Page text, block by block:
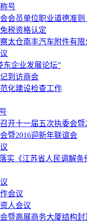
号
会员单位职业道德准
税资格认定
太仓南丰汽车附件有限
东企业发展论坛”
到访商会
化建设检查工作
开十一届五次执委会暨
暨2016迎新年联谊会
实《江苏省人民调解条
会议
人会议
暨高展商务大厦结构